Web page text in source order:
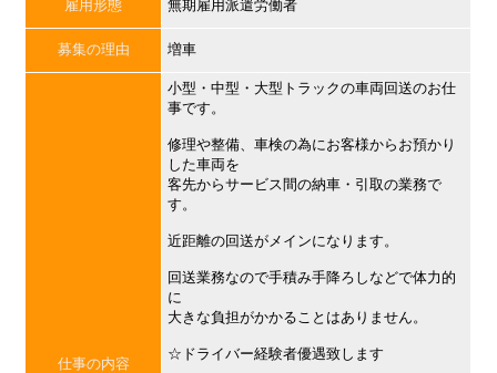
雇用形態 無期雇用派遣労働者
募集の理由 増車
仕事の内容
小型・中型・大型トラックの車両回送のお仕
事です。
修理や整備、車検の為にお客様からお預かり
した車両を
客先からサービス間の納車・引取の業務で
す。
近距離の回送がメインになります。
回送業務なので手積み手降ろしなどで体力的
に
大きな負担がかかることはありません。
☆ドライバー経験者優遇致します